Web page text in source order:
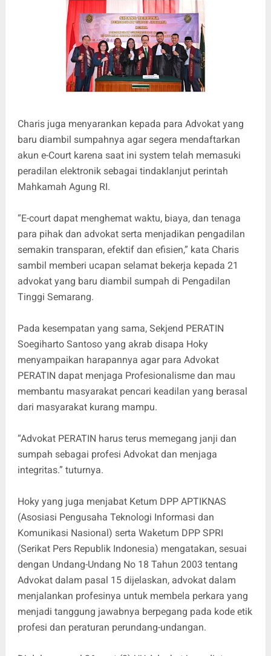
Charis juga menyarankan kepada para Advokat yang
baru diambil sumpahnya agar segera mendaftarkan
akun e-Court karena saat ini system telah memasuki
peradilan elektronik sebagai tindaklanjut perintah
Mahkamah Agung RI.
“E-court dapat menghemat waktu, biaya, dan tenaga
para pihak dan advokat serta menjadikan pengadilan
semakin transparan, efektif dan efisien,” kata Charis
sambil memberi ucapan selamat bekerja kepada 21
advokat yang baru diambil sumpah di Pengadilan
Tinggi Semarang.
Pada kesempatan yang sama, Sekjend PERATIN
Soegiharto Santoso yang akrab disapa Hoky
menyampaikan harapannya agar para Advokat
PERATIN dapat menjaga Profesionalisme dan mau
membantu masyarakat pencari keadilan yang berasal
dari masyarakat kurang mampu.
“Advokat PERATIN harus terus memegang janji dan
sumpah sebagai profesi Advokat dan menjaga
integritas.” tuturnya.
Hoky yang juga menjabat Ketum DPP APTIKNAS
(Asosiasi Pengusaha Teknologi Informasi dan
Komunikasi Nasional) serta Waketum DPP SPRI
(Serikat Pers Republik Indonesia) mengatakan, sesuai
dengan Undang-Undang No 18 Tahun 2003 tentang
Advokat dalam pasal 15 dijelaskan, advokat dalam
menjalankan profesinya untuk membela perkara yang
menjadi tanggung jawabnya berpegang pada kode etik
profesi dan peraturan perundang-undangan.